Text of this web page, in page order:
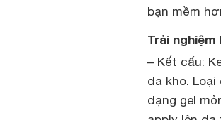
bạn mềm
Trải
– Kết cấu:
da kho.
dạng gel